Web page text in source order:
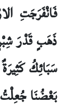
فَانْفَرَجَتِ
ذَهَبٍ قَدْرَ
سَبَائِكُ
بَعْضُنَا